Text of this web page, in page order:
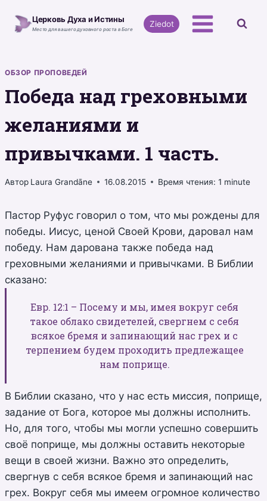
Церковь Духа и Истины
Место для вашего духовного роста в Боге
Ziedot
ОБЗОР ПРОПОВЕДЕЙ
Победа над греховными
желаниями и
привычками. 1 часть.
Автор Laura Grandāne 16.08.2015 Время чтения: 1 minute
Пастор Руфус говорил о том, что мы рождены для
победы. Иисус, ценой Своей Крови, даровал нам
победу. Нам дарована также победа над
греховными желаниями и привычками. В Библии
сказано:
Евр. 12:1 – Посему и мы, имея вокруг себя
такое облако свидетелей, свергнем с себя
всякое бремя и запинающий нас грех и с
терпением будем проходить предлежащее
нам поприще.
В Библии сказано, что у нас есть миссия, поприще,
задание от Бога, которое мы должны исполнить.
Но, для того, чтобы мы могли успешно совершить
своё поприще, мы должны оставить некоторые
вещи в своей жизни. Важно это определить,
свергнув с себя всякое бремя и запинающий нас
грех. Вокруг себя мы имеем огромное количество